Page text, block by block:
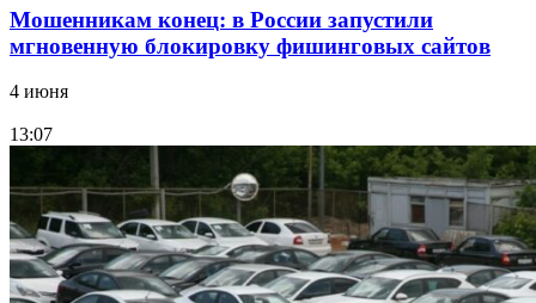
Мошенникам конец: в России запустили
мгновенную блокировку фишинговых сайтов
4 июня
13:07